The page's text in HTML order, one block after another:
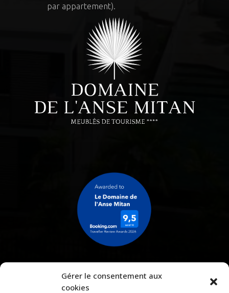
Gérer le consentement aux
cookies
par appartement).